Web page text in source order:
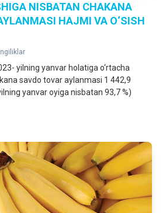
NISBATAN CHAKANA
HAJMI VA O‘SISH
yilning yanvar holatiga o‘rtacha
savdo tovar aylanmasi 1 442,9
yanvar oyiga nisbatan 93,7 %)